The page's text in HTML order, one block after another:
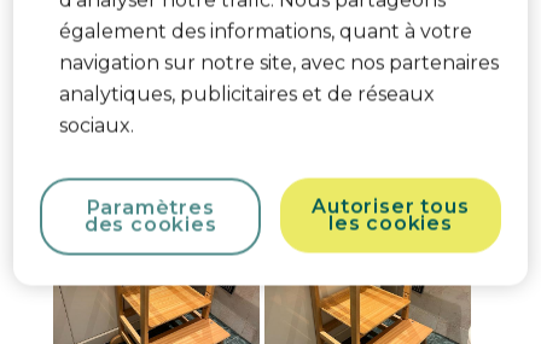
également des informations, quant à votre
navigation sur notre site, avec nos partenaires
analytiques, publicitaires et de réseaux
sociaux.
Autoriser tous
les cookies
Paramètres
des cookies